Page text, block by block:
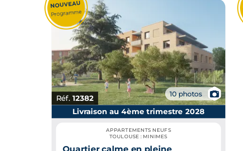
Réf. 12382 10 photos 📷
Livraison au 4ème trimestre 2028
APPARTEMENTS NEUFS
TOULOUSE : MINIMES
Quartier calme en pleine